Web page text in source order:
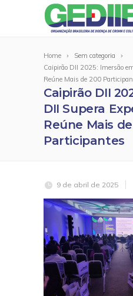
Home
Sem categoria
Caipirão DII 2025: Imersão
Reúne Mais de 200
Caipirão DII
DII Supera
Reúne Mais
Participantes
9 de abril de 2025